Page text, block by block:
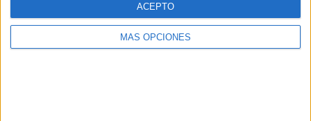
MÁS OPCIONES
ACEPTO